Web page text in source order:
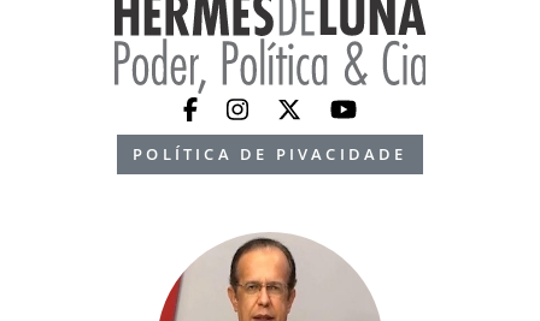
POLÍTICA DE PIVACIDADE